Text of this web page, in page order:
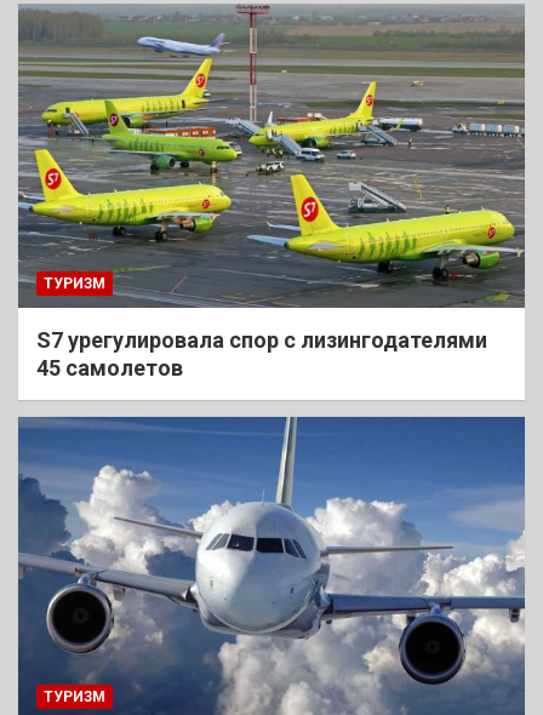
ТУРИЗМ
S7 урегулировала спор с лизингодателями
45 самолетов
ТУРИЗМ